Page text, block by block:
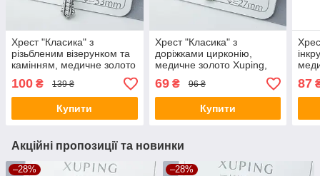
Хрест "Класика" з
різьбленим візерунком та
камінням, медичне золото
Xuping, родій
100 ₴ 139 ₴
Купити
Хрест "Класика" з
доріжками цирконію,
медичне золото Xuping,
родій
69₴ 96 ₴
Купити
87
Акційні пропозиції та новинки
–28% –28%